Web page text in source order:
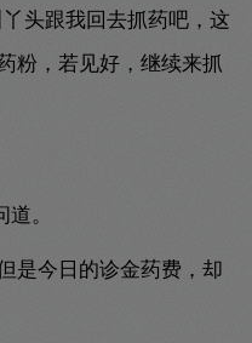
头跟我回去抓药吧，这
粉，若见好，继续来抓
。
是今日的诊金药费，却